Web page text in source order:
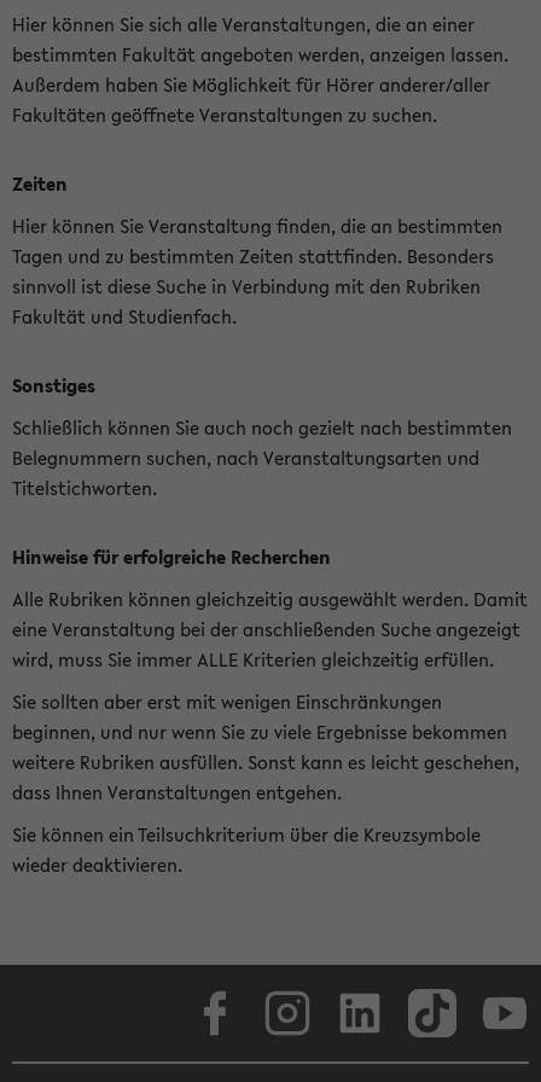
Hier können Sie sich alle Veranstaltungen, die an einer
bestimmten Fakultät angeboten werden, anzeigen lassen.
Außerdem haben Sie Möglichkeit für Hörer anderer/aller
Fakultäten geöffnete Veranstaltungen zu suchen.
Zeiten
Hier können Sie Veranstaltung finden, die an bestimmten
Tagen und zu bestimmten Zeiten stattfinden. Besonders
sinnvoll ist diese Suche in Verbindung mit den Rubriken
Fakultät und Studienfach.
Sonstiges
Schließlich können Sie auch noch gezielt nach bestimmten
Belegnummern suchen, nach Veranstaltungsarten und
Titelstichworten.
Hinweise für erfolgreiche Recherchen
Alle Rubriken können gleichzeitig ausgewählt werden. Damit
eine Veranstaltung bei der anschließenden Suche angezeigt
wird, muss Sie immer ALLE Kriterien gleichzeitig erfüllen.
Sie sollten aber erst mit wenigen Einschränkungen
beginnen, und nur wenn Sie zu viele Ergebnisse bekommen
weitere Rubriken ausfüllen. Sonst kann es leicht geschehen,
dass Ihnen Veranstaltungen entgehen.
Sie können ein Teilsuchkriterium über die Kreuzsymbole
wieder deaktivieren.